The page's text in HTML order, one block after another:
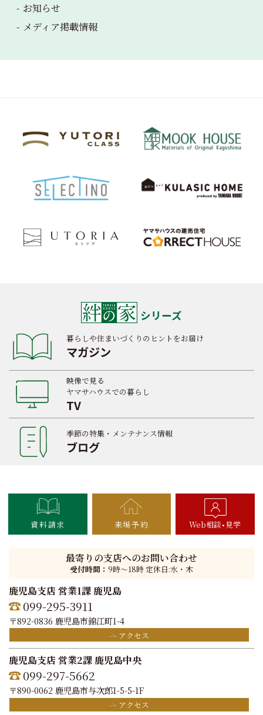
お知らせ
メディア掲載情報
シリーズ
暮らしや住まいづくりのヒントをお届け
マガジン
映像で見る
ヤマサハウスでの暮らし
TV
季節の特集・メンテナンス情報
ブログ
資料請求 来場予約 Web相談 見学
最寄りの支店へのお問い合わせ
受付時間： 9時〜18時 定休日:水・木
鹿児島支店 営業1課 鹿児島
099-295-3911
〒892-0836 鹿児島市錦江町1-4
アクセス
鹿児島支店 営業2課 鹿児島中央
099-297-5662
〒890-0062 鹿児島市与次郎1-5-5-1F
アクセス